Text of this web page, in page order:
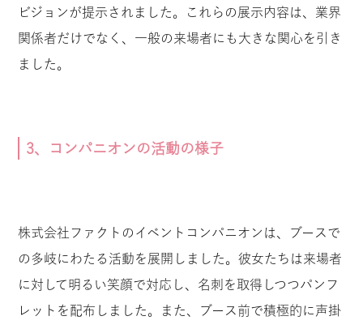
ビジョンが提示されました。これらの展示内容は、業界
関係者だけでなく、一般の来場者にも大きな関心を引き
ました。
3、コンパニオンの活動の様子
株式会社ファクトのイベントコンパニオンは、ブースで
の多岐にわたる活動を展開しました。彼女たちは来場者
に対して明るい笑顔で対応し、名刺を取得しつつパンフ
レットを配布しました。また、ブース前で積極的に声掛